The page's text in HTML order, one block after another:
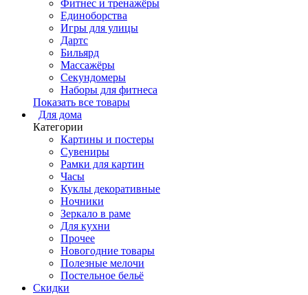
Фитнес и тренажёры
Единоборства
Игры для улицы
Дартс
Бильярд
Массажёры
Секундомеры
Наборы для фитнеса
Показать все товары
Для дома
Категории
Картины и постеры
Сувениры
Рамки для картин
Часы
Куклы декоративные
Ночники
Зеркало в раме
Для кухни
Прочее
Новогодние товары
Полезные мелочи
Постельное бельё
Скидки